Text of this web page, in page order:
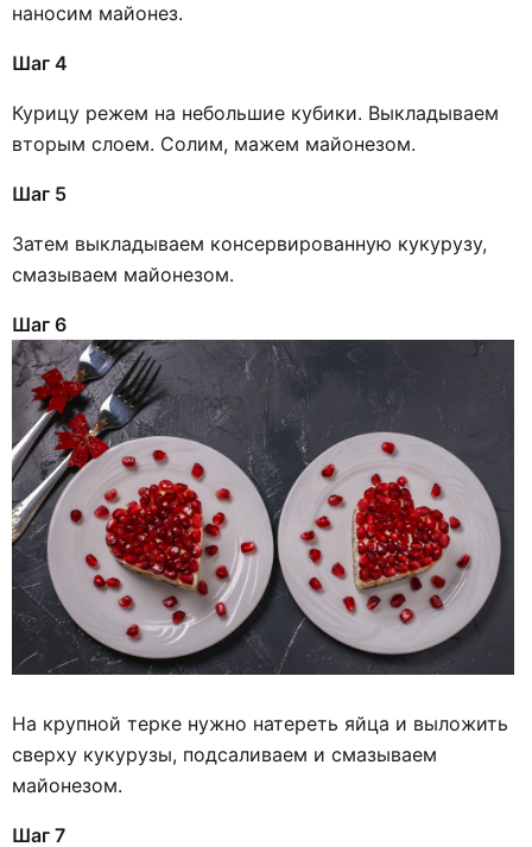
наносим майонез.
Шаг 4
Курицу режем на небольшие кубики. Выкладываем
вторым слоем. Солим, мажем майонезом.
Шаг 5
Затем выкладываем консервированную кукурузу,
смазываем майонезом.
Шаг 6
На крупной терке нужно натереть яйца и выложить
сверху кукурузы, подсаливаем и смазываем
майонезом.
Шаг 7